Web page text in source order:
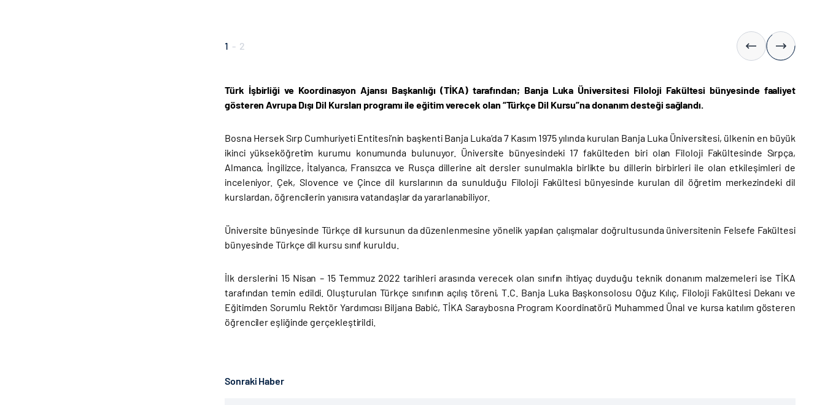
1 - 2
Türk İşbirliği ve Koordinasyon Ajansı Başkanlığı (TİKA) tarafından; Banja Luka Üniversitesi Filoloji Fakültesi bünyesinde faaliyet
gösteren Avrupa Dışı Dil Kursları programı ile eğitim verecek olan “Türkçe Dil Kursu”na donanım desteği sağlandı.
Bosna Hersek Sırp Cumhuriyeti Entitesi’nin başkenti Banja Luka’da 7 Kasım 1975 yılında kurulan Banja Luka Üniversitesi, ülkenin en büyük
ikinci yükseköğretim kurumu konumunda bulunuyor. Üniversite bünyesindeki 17 fakülteden biri olan Filoloji Fakültesinde Sırpça,
Almanca, İngilizce, İtalyanca, Fransızca ve Rusça dillerine ait dersler sunulmakla birlikte bu dillerin birbirleri ile olan etkileşimleri de
inceleniyor. Çek, Slovence ve Çince dil kurslarının da sunulduğu Filoloji Fakültesi bünyesinde kurulan dil öğretim merkezindeki dil
kurslardan, öğrencilerin yanısıra vatandaşlar da yararlanabiliyor.
Üniversite bünyesinde Türkçe dil kursunun da düzenlenmesine yönelik yapılan çalışmalar doğrultusunda üniversitenin Felsefe Fakültesi
bünyesinde Türkçe dil kursu sınıf kuruldu.
İlk derslerini 15 Nisan – 15 Temmuz 2022 tarihleri arasında verecek olan sınıfın ihtiyaç duyduğu teknik donanım malzemeleri ise TİKA
tarafından temin edildi. Oluşturulan Türkçe sınıfının açılış töreni, T.C. Banja Luka Başkonsolosu Oğuz Kılıç, Filoloji Fakültesi Dekanı ve
Eğitimden Sorumlu Rektör Yardımcısı Biljana Babić, TİKA Saraybosna Program Koordinatörü Muhammed Ünal ve kursa katılım gösteren
öğrenciler eşliğinde gerçekleştirildi.
Sonraki Haber